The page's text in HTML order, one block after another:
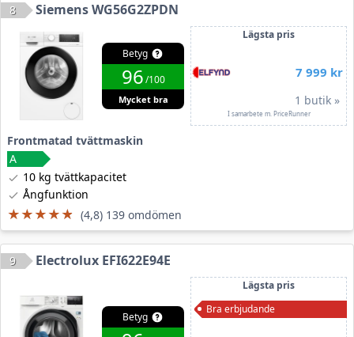
8 Siemens WG56G2ZPDN
Betyg
96/100
Mycket bra
Lägsta pris
7 999 kr
1 butik »
I samarbete m. PriceRunner
Frontmatad tvättmaskin
10 kg tvättkapacitet
Ångfunktion
★★★★★
★★★★★ (4,8) 139 omdömen
9 Electrolux EFI622E94E
Betyg
Lägsta pris
Bra erbjudande